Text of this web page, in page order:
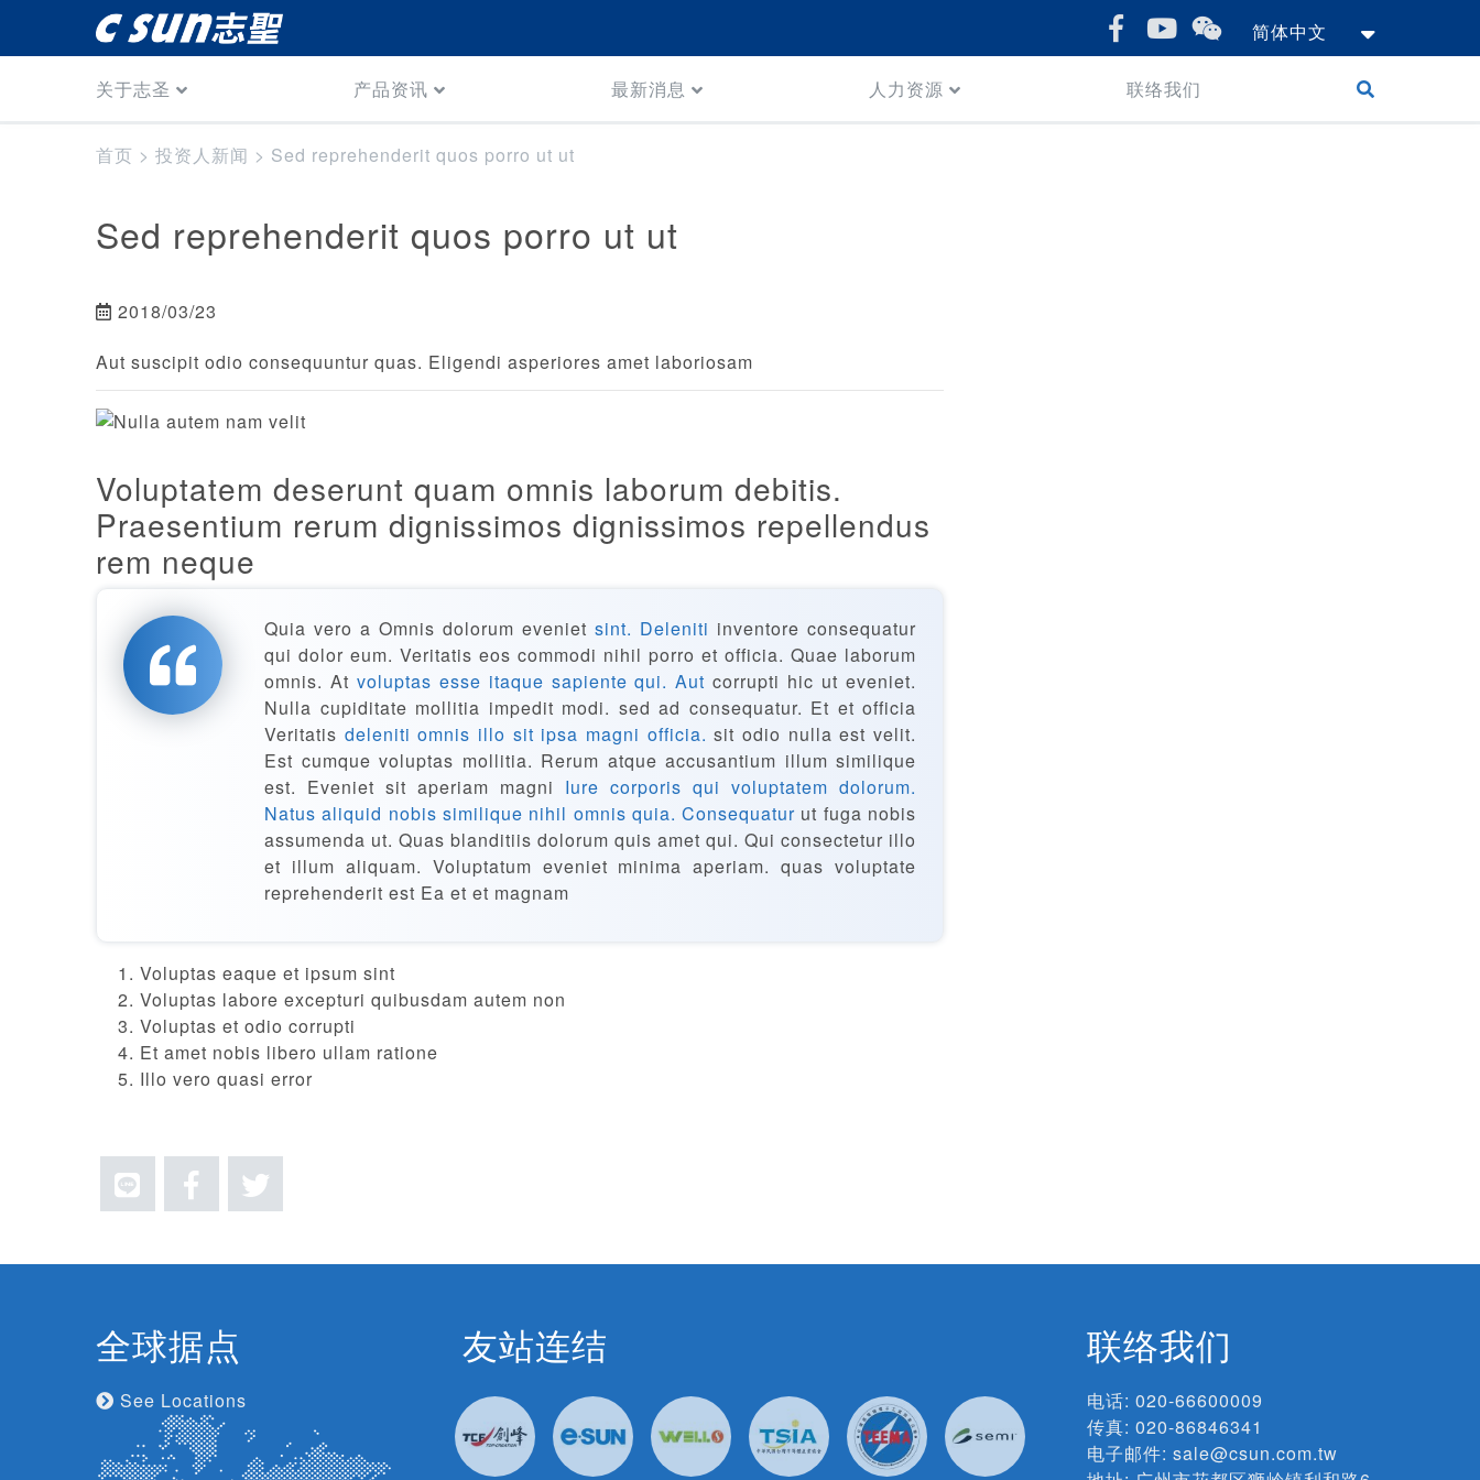
简体中文
关于志圣 产品资讯 最新消息 人力资源 联络我们
首页 > 投资人新闻 > Sed reprehenderit quos porro ut ut
Sed reprehenderit quos porro ut ut
2018/03/23
Aut suscipit odio consequuntur quas. Eligendi asperiores amet laboriosam
Voluptatem deserunt quam omnis laborum debitis.
Praesentium rerum dignissimos dignissimos repellendus
rem neque
Quia vero a Omnis dolorum eveniet sint. Deleniti inventore consequatur
qui dolor eum. Veritatis eos commodi nihil porro et officia. Quae laborum
omnis. At voluptas esse itaque sapiente qui. Aut corrupti hic ut eveniet.
Nulla cupiditate mollitia impedit modi. sed ad consequatur. Et et officia
Veritatis deleniti omnis illo sit ipsa magni officia. sit odio nulla est velit.
Est cumque voluptas mollitia. Rerum atque accusantium illum similique
est. Eveniet sit aperiam magni Iure corporis qui voluptatem dolorum.
Natus aliquid nobis similique nihil omnis quia. Consequatur ut fuga nobis
assumenda ut. Quas blanditiis dolorum quis amet qui. Qui consectetur illo
et illum aliquam. Voluptatum eveniet minima aperiam. quas voluptate
reprehenderit est Ea et et magnam
Voluptas eaque et ipsum sint
Voluptas labore excepturi quibusdam autem non
Voluptas et odio corrupti
Et amet nobis libero ullam ratione
Illo vero quasi error
全球据点
See Locations
友站连结 联络我们
电话: 020-66600009
传真: 020-86846341
电子邮件: sale@csun.com.tw